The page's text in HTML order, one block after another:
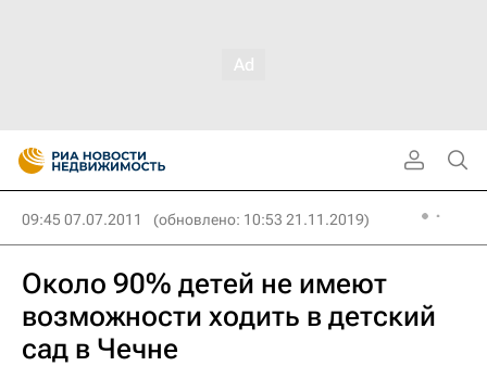
09:45 07.07.2011 (обновлено: 10:53 21.11.2019)
Около 90% детей не имеют
возможности ходить в детский
сад в Чечне